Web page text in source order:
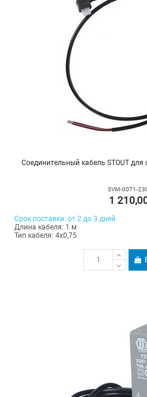
Соединительный кабель STOUT
SVM-0071-
1
Срок поставки: от 2 до 3 дней
Длина кабеля: 1 м
Тип кабеля: 4х0,75